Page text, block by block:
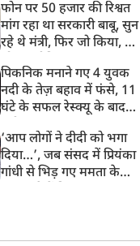
बेटी को गोद लें प्रधानमंत्री
फोन पर 50 हजार की रिश्वत
मांग रहा था सरकारी बाबू, सुन
रहे थे मंत्री, फिर जो किया, वो
पिकनिक मनाने गए 4 युवक
नदी के तेज़ बहाव में फंसे, 11
घंटे के सफल रेस्क्यू के बाद
‘आप लोगों ने दीदी को भगा
दिया…’, जब संसद में प्रियंका
गांधी से भिड़ गए ममता के